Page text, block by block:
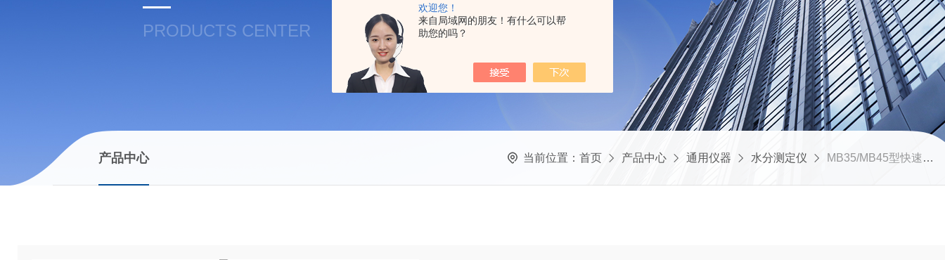
欢迎您！
来自局域网的朋友！有什么可以帮
助您的吗？
PRODUCTS CENTER
产品中心 当前位置： 首页 产品中心 通用仪器 水分测定仪 MB35/MB45型快速水分测定仪—美国Ohaus